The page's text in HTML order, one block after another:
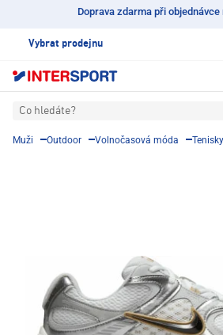
Doprava zdarma při objednávce
Vybrat prodejnu
Co hledáte?
Muži Outdoor Volnočasová móda Tenisky